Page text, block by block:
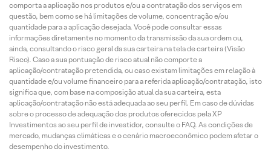
comporta a aplicação nos produtos e/ou a contratação dos serviços em
questão, bem como se há limitações de volume, concentração e/ou
quantidade para a aplicação desejada. Você pode consultar essas
informações diretamente no momento da transmissão da sua ordem ou,
ainda, consultando o risco geral da sua carteira na tela de carteira (Visão
Risco). Caso a sua pontuação de risco atual não comporte a
aplicação/contratação pretendida, ou caso existam limitações em relação à
quantidade e/ou volume financeiro para a referida aplicação/contratação, isto
significa que, com base na composição atual da sua carteira, esta
aplicação/contratação não está adequada ao seu perfil. Em caso de dúvidas
sobre o processo de adequação dos produtos oferecidos pela XP
Investimentos ao seu perfil de investidor, consulte o FAQ. As condições de
mercado, mudanças climáticas e o cenário macroeconômico podem afetar o
desempenho do investimento.